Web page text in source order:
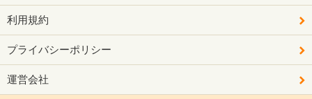
利用規約
プライバシーポリシー
運営会社